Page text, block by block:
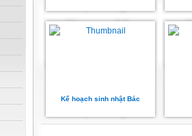
Kế hoạch sinh nhật Bác